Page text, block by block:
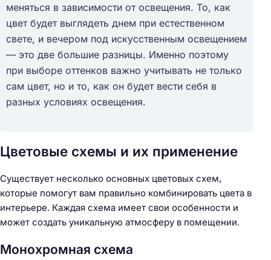
меняться в зависимости от освещения. То, как
цвет будет выглядеть днем при естественном
свете, и вечером под искусственным освещением
— это две большие разницы. Именно поэтому
при выборе оттенков важно учитывать не только
сам цвет, но и то, как он будет вести себя в
разных условиях освещения.
Цветовые схемы и их применение
Существует несколько основных цветовых схем,
которые помогут вам правильно комбинировать цвета в
интерьере. Каждая схема имеет свои особенности и
может создать уникальную атмосферу в помещении.
Монохромная схема